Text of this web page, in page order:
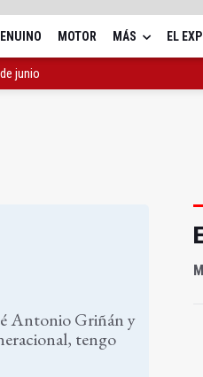
MOTOR MÁS EL
junio
Antonio Griñán y
tengo